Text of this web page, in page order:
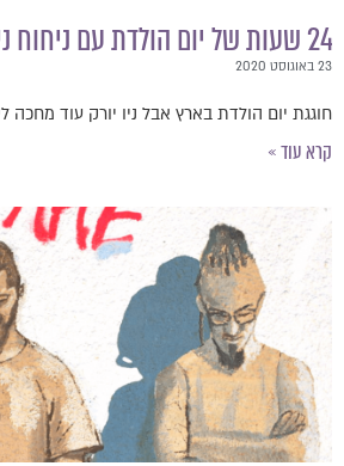
24 שעות של יום הולדת עם ניחוח ניו יורקי בארץ.ֿ
23 באוגוסט 2020
חוגגת יום הולדת בארץ אבל ניו יורק עוד מחכה לי.
קרא עוד »